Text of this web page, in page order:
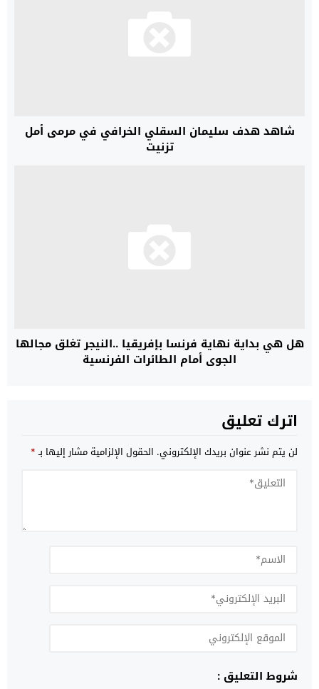
شاهد هدف سليمان السقلي الخرافي في مرمى أمل
تزنيت
هل هي بداية نهاية فرنسا بإفريقيا ..النيجر تغلق مجالها
الجوي أمام الطائرات الفرنسية
اترك تعليق
لن يتم نشر عنوان بريدك الإلكتروني. الحقول الإلزامية مشار إليها بـ*
شروط التعليق :